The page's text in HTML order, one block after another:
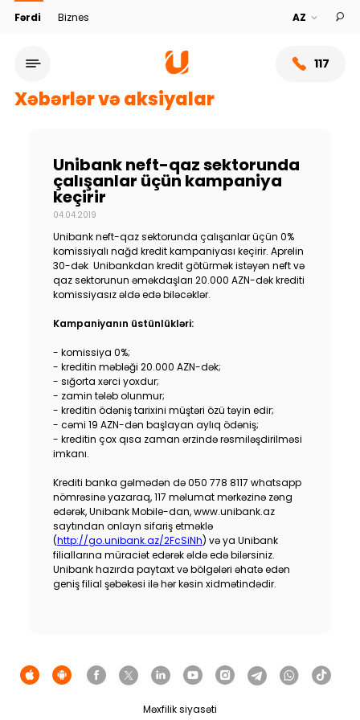
Fərdi Biznes
117
Xidmət şəbəkəsi
Bank haqqında
Dayanıqlılıq
Keşbek
İnsan Resursları
Əlaqə və təkliflər
F.A.Q
Xəbərlər və aksiyalar
Unibank neft-qaz sektorunda
çalışanlar üçün kampaniya
keçirir
04.04.2019
Unibank neft-qaz sektorunda çalışanlar üçün 0%
komissiyalı nağd kredit kampaniyası keçirir. Aprelin
30-dək Unibankdan kredit götürmək istəyən neft və
qaz sektorunun əməkdaşları 20.000 AZN-dək krediti
komissiyasız əldə edə biləcəklər.
Kampaniyanın üstünlükləri:
- komissiya 0%;
- kreditin məbləği 20.000 AZN-dək;
- sığorta xərci yoxdur;
- zamin tələb olunmur;
- kreditin ödəniş tarixini müştəri özü təyin edir;
- cəmi 19 AZN-dən başlayan aylıq ödəniş;
- kreditin çox qısa zaman ərzində rəsmiləşdirilməsi
imkanı.
Krediti banka gəlmədən də 050 778 8117 whatsapp
nömrəsinə yazaraq, 117 məlumat mərkəzinə zəng
edərək, Unibank Mobile-dan, www.unibank.az
saytından onlayn sifariş etməklə
(http://go.unibank.az/2FcSiNh) və ya Unibank
filiallarına müraciət edərək əldə edə bilərsiniz.
Unibank hazırda paytaxt və bölgələri əhatə edən
geniş filial şəbəkəsi ilə hər kəsin xidmətindədir.
Məxfilik siyasəti